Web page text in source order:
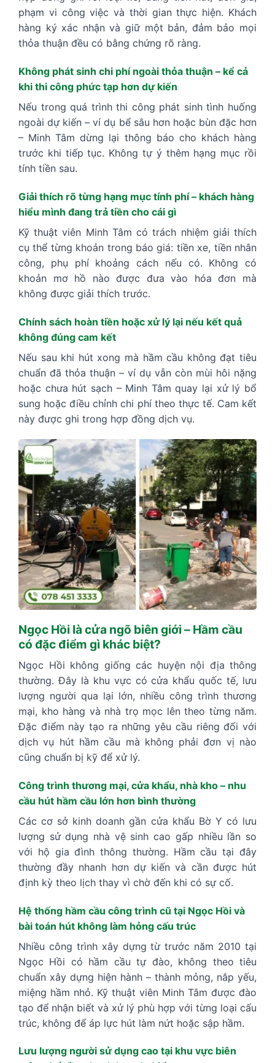
phạm vi công việc và thời gian thực hiện. Khách
hàng ký xác nhận và giữ một bản, đảm bảo mọi
thỏa thuận đều có bằng chứng rõ ràng.
Không phát sinh chi phí ngoài thỏa thuận – kể cả
khi thi công phức tạp hơn dự kiến
Nếu trong quá trình thi công phát sinh tình huống
ngoài dự kiến – ví dụ bể sâu hơn hoặc bùn đặc hơn
– Minh Tâm dừng lại thông báo cho khách hàng
trước khi tiếp tục. Không tự ý thêm hạng mục rồi
tính tiền sau.
Giải thích rõ từng hạng mục tính phí – khách hàng
hiểu mình đang trả tiền cho cái gì
Kỹ thuật viên Minh Tâm có trách nhiệm giải thích
cụ thể từng khoản trong báo giá: tiền xe, tiền nhân
công, phụ phí khoảng cách nếu có. Không có
khoản mơ hồ nào được đưa vào hóa đơn mà
không được giải thích trước.
Chính sách hoàn tiền hoặc xử lý lại nếu kết quả
không đúng cam kết
Nếu sau khi hút xong mà hầm cầu không đạt tiêu
chuẩn đã thỏa thuận – ví dụ vẫn còn mùi hôi nặng
hoặc chưa hút sạch – Minh Tâm quay lại xử lý bổ
sung hoặc điều chỉnh chi phí theo thực tế. Cam kết
này được ghi trong hợp đồng dịch vụ.
Ngọc Hồi là cửa ngõ biên giới – Hầm cầu
có đặc điểm gì khác biệt?
Ngọc Hồi không giống các huyện nội địa thông
thường. Đây là khu vực có cửa khẩu quốc tế, lưu
lượng người qua lại lớn, nhiều công trình thương
mại, kho hàng và nhà trọ mọc lên theo từng năm.
Đặc điểm này tạo ra những yêu cầu riêng đối với
dịch vụ hút hầm cầu mà không phải đơn vị nào
cũng chuẩn bị kỹ để xử lý.
Công trình thương mại, cửa khẩu, nhà kho – nhu
cầu hút hầm cầu lớn hơn bình thường
Các cơ sở kinh doanh gần cửa khẩu Bờ Y có lưu
lượng sử dụng nhà vệ sinh cao gấp nhiều lần so
với hộ gia đình thông thường. Hầm cầu tại đây
thường đầy nhanh hơn dự kiến và cần được hút
định kỳ theo lịch thay vì chờ đến khi có sự cố.
Hệ thống hầm cầu công trình cũ tại Ngọc Hồi và
bài toán hút không làm hỏng cấu trúc
Nhiều công trình xây dựng từ trước năm 2010 tại
Ngọc Hồi có hầm cầu tự đào, không theo tiêu
chuẩn xây dựng hiện hành – thành mỏng, nắp yếu,
miệng hầm nhỏ. Kỹ thuật viên Minh Tâm được đào
tạo để nhận biết và xử lý phù hợp với từng loại cấu
trúc, không để áp lực hút làm nứt hoặc sập hầm.
Lưu lượng người sử dụng cao tại khu vực biên